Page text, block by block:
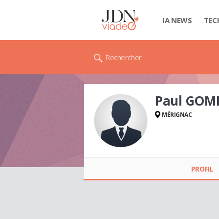
IA NEWS
Rechercher
Paul
MÉRIGNAC
PROFIL